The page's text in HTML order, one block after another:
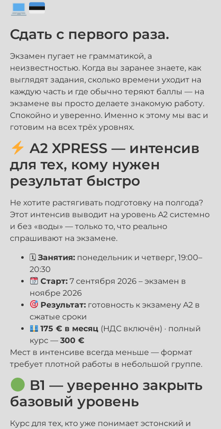
Сдать с первого раза.
Экзамен пугает не грамматикой, а
неизвестностью. Когда вы заранее знаете, как
выглядят задания, сколько времени уходит на
каждую часть и где обычно теряют баллы — на
экзамене вы просто делаете знакомую работу.
Спокойно и уверенно. Именно к этому мы вас и
готовим на всех трёх уровнях.
A2 XPRESS — интенсив
для тех, кому нужен
результат быстро
Не хотите растягивать подготовку на полгода?
Этот интенсив выводит на уровень A2 системно
и без «воды» — только то, что реально
спрашивают на экзамене.
🗓 Занятия: понедельник и четверг, 19:00–
20:30
Старт: 7 сентября 2026 – экзамен в
ноябре 2026
Результат: готовность к экзамену A2 в
сжатые сроки
175 € в месяц (НДС включён) · полный
курс — 300 €
Мест в интенсиве всегда меньше — формат
требует плотной работы в небольшой группе.
B1 — уверенно закрыть
базовый уровень
Курс для тех, кто уже понимает эстонский и